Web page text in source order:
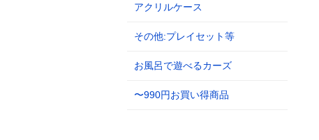
アクリルケース
その他:プレイセット等
お風呂で遊べるカーズ
〜990円お買い得商品